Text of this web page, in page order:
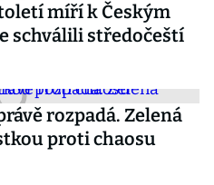
míří k Českým
schválili středočeští
rozpadá. Zelená
proti chaosu